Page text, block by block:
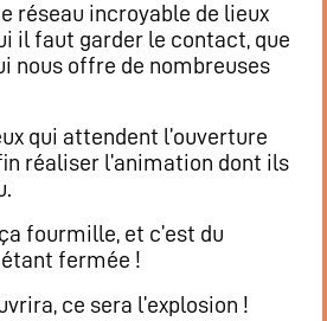
réseau incroyable de lieux
il faut garder le contact, que
nous offre de nombreuses
qui attendent l’ouverture
réaliser l’animation dont ils
fourmille, et c’est du
fermée !
ce sera l’explosion !